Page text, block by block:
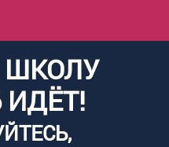
ШКОЛУ
ИДЁТ!